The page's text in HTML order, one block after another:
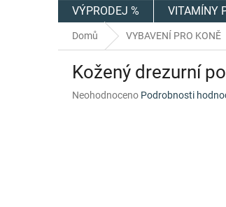
VÝPRODEJ % VITAMÍNY
Domů VYBAVENÍ PRO KONĚ
Kožený drezurní
Průměrné
Neohodnoceno Podrobnosti